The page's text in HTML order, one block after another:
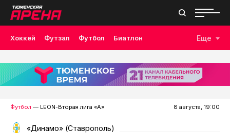
Хоккей Футзал Футбол Биатлон
Лыжные гонки Волейбол Плавание Дзюдо
Скалолазание Велоспорт Бокс
Еще
Футбол — LEON-Вторая лига «А» 8 августа, 19:00
«Динамо» (Ставрополь)